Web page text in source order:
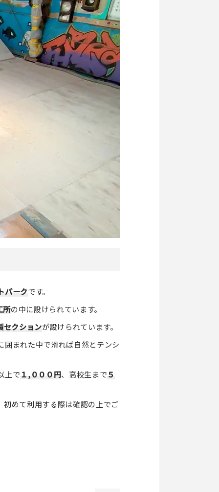
パークです。
所の中に設けられています。
セクションが設けられています。
囲まれた中で滑れば自然とテンシ
上で１,０００円、高校生まで５
めて利用する際は確認の上でご